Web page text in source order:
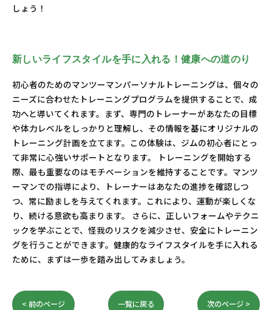
しょう！
新しいライフスタイルを手に入れる！健康への道のり
初心者のためのマンツーマンパーソナルトレーニングは、個々の
ニーズに合わせたトレーニングプログラムを提供することで、成
功へと導いてくれます。まず、専門のトレーナーがあなたの目標
や体力レベルをしっかりと理解し、その情報を基にオリジナルの
トレーニング計画を立てます。この体験は、ジムの初心者にとっ
て非常に心強いサポートとなります。 トレーニングを開始する
際、最も重要なのはモチベーションを維持することです。マンツ
ーマンでの指導により、トレーナーはあなたの進捗を確認しつ
つ、常に励ましを与えてくれます。これにより、運動が楽しくな
り、続ける意欲も高まります。 さらに、正しいフォームやテクニ
ックを学ぶことで、怪我のリスクを減少させ、安全にトレーニン
グを行うことができます。健康的なライフスタイルを手に入れる
ために、まずは一歩を踏み出してみましょう。
< 前のページ 一覧に戻る 次のページ >